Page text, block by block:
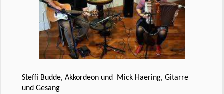
Steffi Budde, Akkordeon und Mick Haering, Gitarre
und Gesang